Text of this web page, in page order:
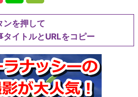
ンを押して
タイトルとURLをコピー